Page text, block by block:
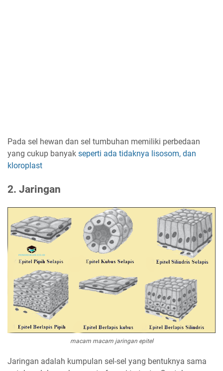
Pada sel hewan dan sel tumbuhan memiliki perbedaan
yang cukup banyak seperti ada tidaknya lisosom, dan
kloroplast
2. Jaringan
macam macam jaringan epitel
Jaringan adalah kumpulan sel-sel yang bentuknya sama